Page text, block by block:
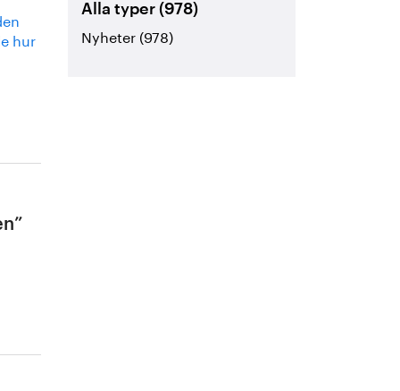
hur
Alla typer (978)
Nyheter (978)